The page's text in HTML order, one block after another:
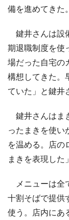
備を進めてきた。
鍵井さんは設
期退職制度を使
場だった自宅の
構想してきた。
ていた」と鍵井
鍵井さんはま
ったまきを使い
を温める。店の
まきを表現した
メニューは全
十割そばで提供
使う。店内にあ